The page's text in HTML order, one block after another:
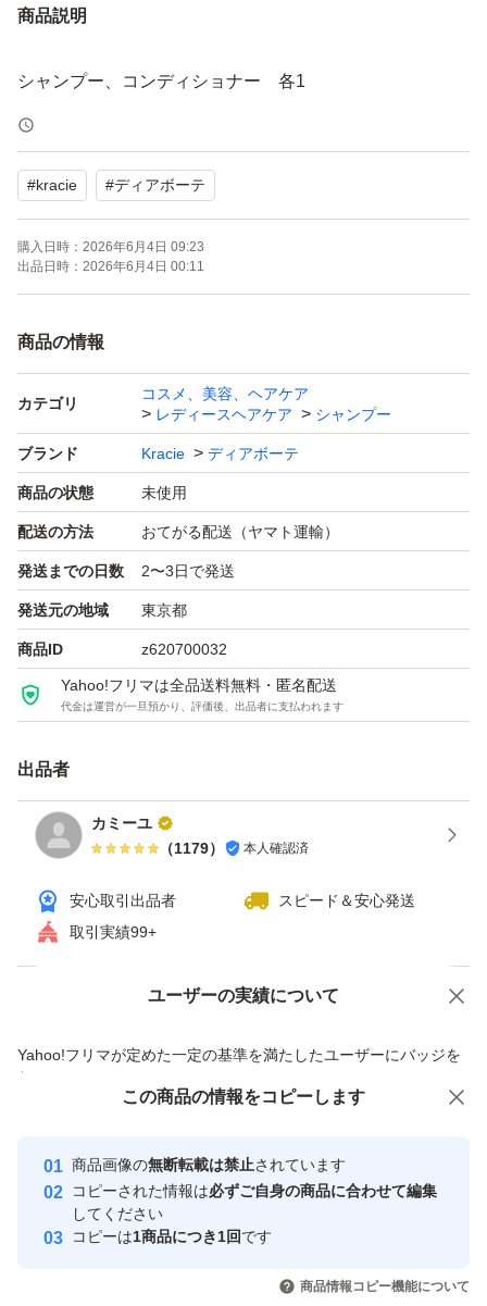
商品説明
シャンプー、コンディショナー 各1
#kracie #ディアボーテ
購入日時： 2026年6月4日 09:23
出品日時： 2026年6月4日 00:11
商品の情報
カテゴリ
コスメ、美容、ヘアケア
レディースヘアケア
シャンプー
ブランド Kracie ディアボーテ
商品の状態 未使用
配送の方法 おてがる配送（ヤマト運輸）
発送までの日数 2〜3日で発送
発送元の地域 東京都
商品ID z620700032
Yahoo!フリマは全品送料無料・匿名配送
代金は運営が一旦預かり、評価後、出品者に支払われます
出品者
カミーユ
（1179） 本人確認済
安心取引出品者
スピード＆安心発送
取引実績99+
ユーザーの実績について
Yahoo!フリマが定めた一定の基準を満たしたユーザーにバッジを
付与しています
安心取引出品者
心・安全なユーザーです
取引実績
引を完了させた実績があります
価格の相談 商品への質問
この商品の情報をコピーします
商品画像の無断転載は禁止されています
コピーされた情報は必ずご自身の商品に合わせて編集
してください
コピーは1商品につき1回です
商品情報コピー機能について
この商品をみている人にオススメ